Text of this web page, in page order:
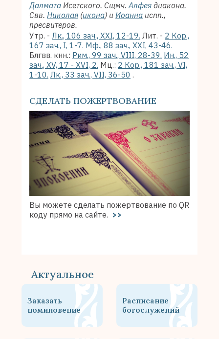
Далмата Исетского. Сщмч.Алфея диакона.
Свв. Николая (икона) и Иоанна испп.,
пресвитеров.
Утр. - Лк., 106 зач., XXI, 12-19. Лит. - 2 Кор.,
167 зач., I, 1-7. Мф., 88 зач., XXI, 43-46.
Блгвв. кнн.: Рим., 99 зач., VIII, 28-39. Ин., 52
зач., XV, 17 - XVI, 2. Мц.: 2 Кор., 181 зач., VI,
1-10. Лк., 33 зач., VII, 36-50 .
СДЕЛАТЬ ПОЖЕРТВОВАНИЕ
Вы можете сделать пожертвование по QR
коду прямо на сайте. >>
Актуальное
Заказать
поминовение
Расписание
богослужений